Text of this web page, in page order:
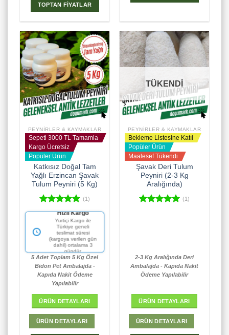
TOPTAN FİYATLAR
PEYNIRLER & KAYMAKLAR
Sepeti 3000 TL Tamamla
Kargo Ücretsiz
Popüler Ürün
Katkısız Doğal Tam
Yağlı Erzincan Şavak
Tulum Peyniri (5 Kg)
5 üzerinden
oy
aldı
(1)
Hızlı Kargo
Yurtiçi Kargo ile
Türkiye geneli
teslimat süresi
(kargoya verilen gün
dahil) ortalama 3
gündür.
Fiyat Garantisi
Aynı kalitede daha iyi
fiyat yok.
5 Adet Toplam 5 Kg Özel
Bidon Pet Ambalajda -
Kapıda Nakit Ödeme
Yapılabilir
ÜRÜN DETAYLARI
ÜRÜN DETAYLARI
TÜKENDİ
PEYNIRLER & KAYMAKLAR
Bekleme Listesine Katıl
Popüler Ürün
Maalesef Tükendi
Şavak Deri Tulum
Peyniri (2-3 Kg
Aralığında)
(1)
2-3 Kg Aralığında Deri
Ambalajda - Kapıda Nakit
Ödeme Yapılabilir
ÜRÜN DETAYLARI
ÜRÜN DETAYLARI